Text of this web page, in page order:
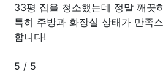
33평 집을 청소했는데 정말 깨끗
특히 주방과 화장실 상태가 만족
합니다!
5 / 5